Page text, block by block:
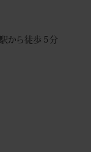
から徒歩５分